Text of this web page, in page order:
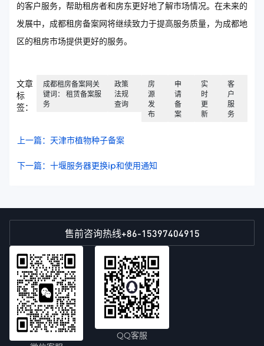
的客户服务，帮助租房者和房东更好地了解市场情况。在未来的
发展中，成都租房备案网将继续致力于提高服务质量，为成都地
区的租房市场提供更好的服务。
文章
标
签：
成都租房备案网关
键词： 租赁备案服
务
政策
法规
查询
房
源
发
布
申
请
备
案
实
时
更
新
客
户
服
务
上一篇：天津市植物种子备案
下一篇：十堰服务器更换ip和使用通知
售前咨询热线+86-15397404915
QQ客服